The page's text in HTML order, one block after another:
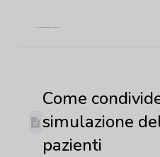
Ultimo aggiornamento: 29 maggio 2026
Come
simulazione
pazienti